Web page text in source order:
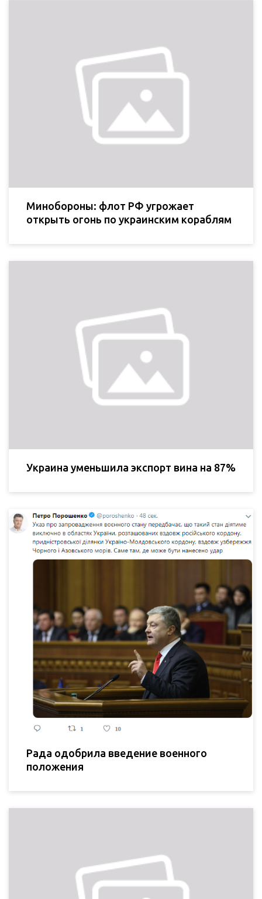
Минобороны: флот РФ угрожает
открыть огонь по украинским кораблям
Украина уменьшила экспорт вина на 87%
Рада одобрила введение военного
положения